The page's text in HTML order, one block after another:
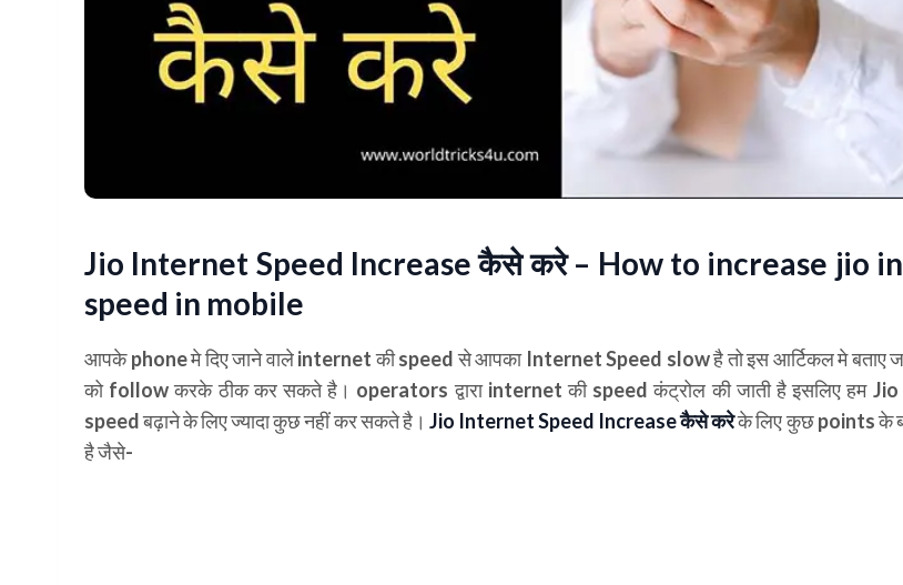
Jio Internet Speed Increase कैसे करे – How to increase jio
speed in mobile
आपके phone मे दिए जाने वाले internet की speed से आपका Internet Speed slow है तो इस आर्टिकल मे बताए
को follow करके ठीक कर सकते है। operators द्वारा internet की speed कंट्रोल की जाती है इसलिए हम
speed बढ़ाने के लिए ज्यादा कुछ नहीं कर सकते है। Jio Internet Speed Increaseकैसे करेके लिए कुछ points के
है जैसे-